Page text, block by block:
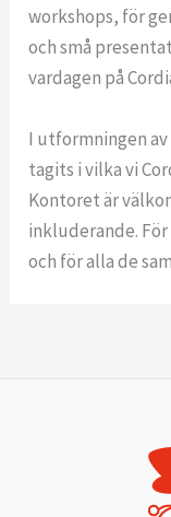
workshops, för
och små
vardagen på
I utformningen
tagits i vilka vi
Kontoret är
inkluderande.
och för alla de